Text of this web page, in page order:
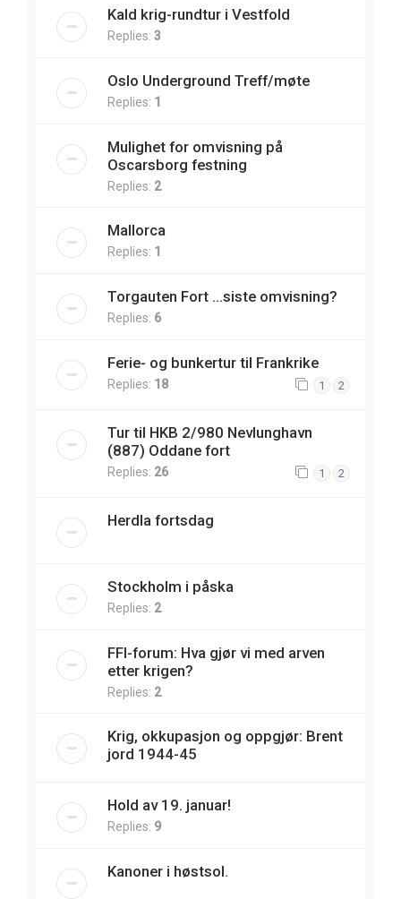
Kald krig-rundtur i Vestfold
Replies: 3
Oslo Underground Treff/møte
Replies: 1
Mulighet for omvisning på
Oscarsborg festning
Replies: 2
Mallorca
Replies: 1
Torgauten Fort ...siste omvisning?
Replies: 6
Ferie- og bunkertur til Frankrike
Replies: 18 1 2
Tur til HKB 2/980 Nevlunghavn
(887) Oddane fort
Replies: 26 1 2
Herdla fortsdag
Stockholm i påska
Replies: 2
FFI-forum: Hva gjør vi med arven
etter krigen?
Replies: 2
Krig, okkupasjon og oppgjør: Brent
jord 1944-45
Hold av 19. januar!
Replies: 9
Kanoner i høstsol.